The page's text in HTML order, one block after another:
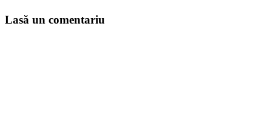
Lasă un comentariu